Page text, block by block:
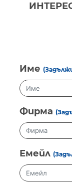
Име
Фирма
Емейл